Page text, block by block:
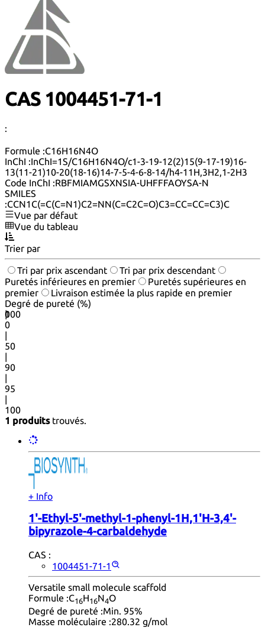
CAS 1004451-71-1
:
Formule :C16H16N4O
InChI :InChI=1S/C16H16N4O/c1-3-19-12(2)15(9-17-19)16-
13(11-21)10-20(18-16)14-7-5-4-6-8-14/h4-11H,3H2,1-2H3
Code InChI :RBFMIAMGSXNSIA-UHFFFAOYSA-N
SMILES
:CCN1C(=C(C=N1)C2=NN(C=C2C=O)C3=CC=CC=C3)C
Vue par défaut
Vue du tableau
Trier par
Tri par prix ascendant
Tri par prix descendant
Puretés inférieures en premier
Puretés supérieures en
premier
Livraison estimée la plus rapide en premier
Degré de pureté (%)
0
100
|
0
|
50
|
90
|
95
|
100
1 produitstrouvés.
+ Info
1'-Ethyl-5'-methyl-1-phenyl-1H,1'H-3,4'-
bipyrazole-4-carbaldehyde
CAS :
1004451-71-1
Versatile small molecule scaffold
Formule :C16H16N4O
Degré de pureté :Min. 95%
Masse moléculaire :280.32 g/mol